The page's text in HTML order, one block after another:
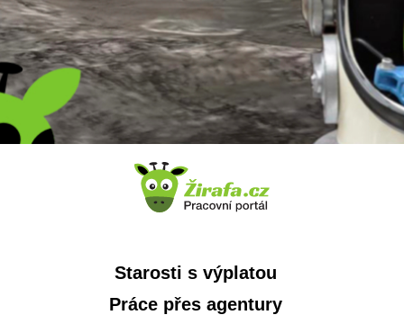
Starosti s výplatou
Práce přes agentury